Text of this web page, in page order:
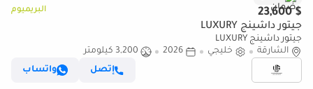
$ 23,600 البريميوم
جيتور داشينج LUXURY
جيتور داشينج LUXURY
الشارقة
خليجي 2026
3,200 كيلومتر
إتصل
واتساب